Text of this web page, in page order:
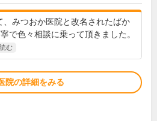
、みつおか医院と改名されたばか
で色々相談に乗って頂きました。
む
院の詳細をみる